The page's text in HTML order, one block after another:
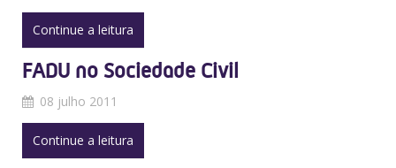
Continue a leitura
FADU no Sociedade Civil
08 julho 2011
Continue a leitura